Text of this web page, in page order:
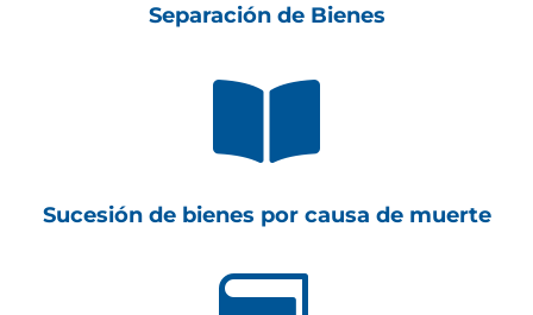
Separación de Bienes

Sucesión de bienes por causa de muerte